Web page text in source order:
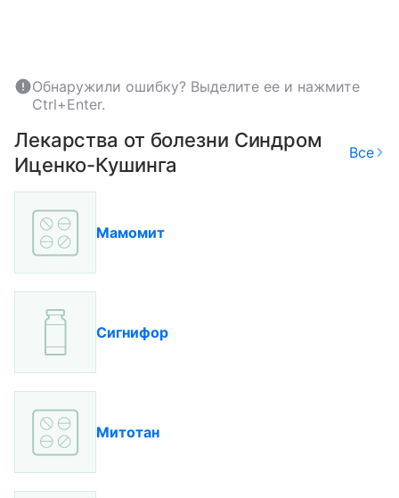
Обнаружили ошибку? Выделите ее и нажмите
Ctrl+Enter.
Лекарства от болезни Синдром
Иценко-Кушинга
Все
Мамомит
Сигнифор
Митотан